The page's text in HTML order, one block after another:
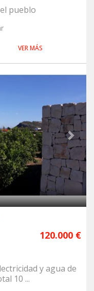
pueblo
VER MÁS
Next
120.000 €
y agua de
10 ...